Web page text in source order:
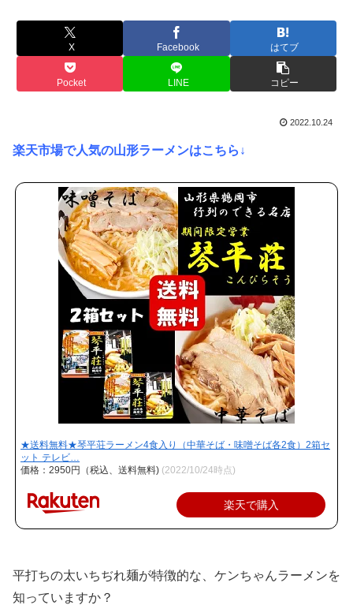
X Facebook はてブ
Pocket LINE コピー
2022.10.24
楽天市場で人気の山形ラーメンはこちら↓
★送料無料★琴平荘ラーメン4食入り（中華そば・味噌そば各2食）2箱セ
ット テレビ…
価格：2950円（税込、送料無料) (2022/10/24時点)
楽天で購入
平打ちの太いちぢれ麺が特徴的な、ケンちゃんラーメンを
知っていますか？